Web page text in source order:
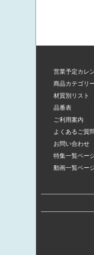
営業予定カレ
商品カテゴリ
材質別リスト
品番表
ご利用案内
よくあるご質
お問い合わせ
特集一覧ペー
動画一覧ペー